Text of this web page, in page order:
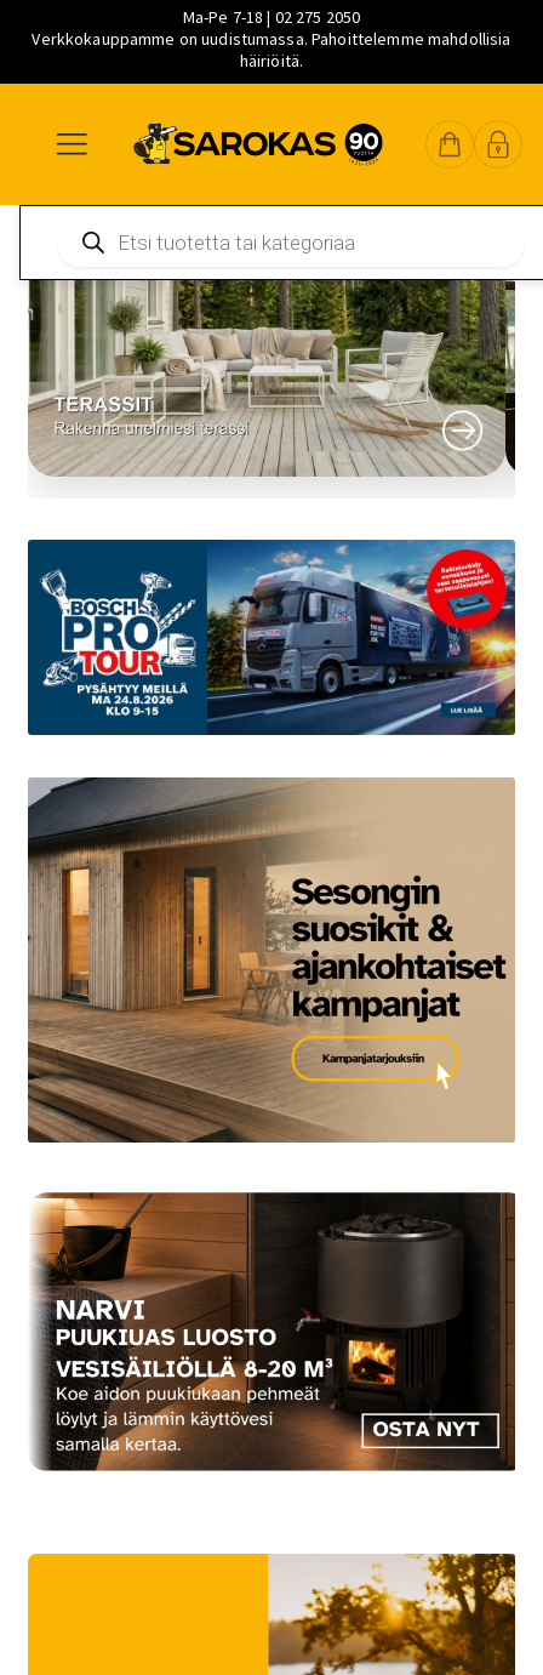
Ma-Pe 7-18 | 02 275 2050
Verkkokauppamme on uudistumassa. Pahoittelemme mahdollisia
häiriöitä.
navigointiin
sisältöön
pääsisältöön
search